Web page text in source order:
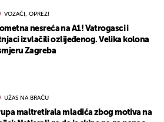
VOZAČI, OPREZ!
nesreća na A1! Vatrogasci i
izvlačili ozlijeđenog. Velika kolona
Zagreba
UŽAS NA BRAČU
maltretirala mladića zbog motiva na
NOTIFIKACIJE